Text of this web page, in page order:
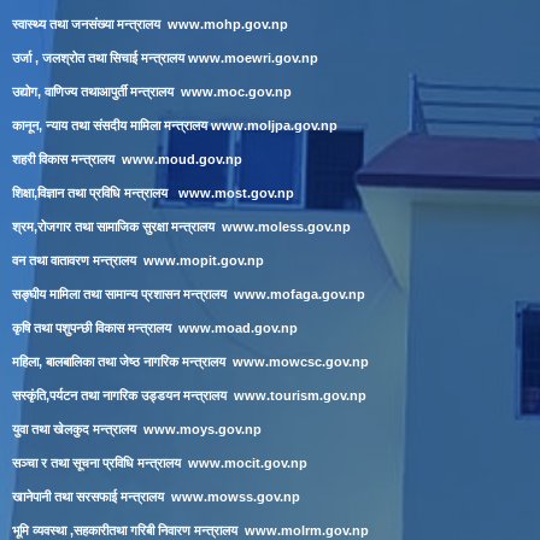
स्वास्थ्य तथा जनसंख्या मन्त्रालय www.mohp.gov.np
उर्जा , जलश्रोत तथा सिचाई मन्त्रालयwww.moewri.gov.np
उद्योग, वाणिज्य तथाआपुर्ती मन्त्रालय www.moc.gov.np
कानून, न्याय तथा संसदीय मामिला मन्त्रालयwww.moljpa.gov.np
शहरी विकास मन्त्रालय www.moud.gov.np
शिक्षा,विज्ञान तथा प्रविधि मन्त्रालय www.most.gov.np
श्रम,रोजगार तथा सामाजिक सुरक्षा मन्त्रालय www.moless.gov.np
वन तथा वातावरण मन्त्रालय www.mopit.gov.np
सङ्घीय मामिला तथा सामान्य प्रशासन मन्त्रालय www.mofaga.gov.np
कृषि तथा पशुपन्छी विकास मन्त्रालय www.moad.gov.np
महिला, बालबालिका तथा जेष्ठ नागरिक मन्त्रालय www.mowcsc.gov.np
सस्कृंति,पर्यटन तथा नागरिक उड्डयन मन्त्रालय www.tourism.gov.np
युवा तथा खेलकुद मन्त्रालय www.moys.gov.np
सञ्चा र तथा सूचना प्रविधि मन्त्रालय www.mocit.gov.np
खानेपानी तथा सरसफाई मन्त्रालय www.mowss.gov.np
भूमि व्यवस्था ,सहकारीतथा गरिबी निवारण मन्त्रालय www.molrm.gov.np